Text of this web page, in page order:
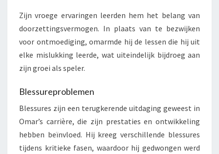
Zijn vroege ervaringen leerden hem het belang van
doorzettingsvermogen. In plaats van te bezwijken
voor ontmoediging, omarmde hij de lessen die hij uit
elke mislukking leerde, wat uiteindelijk bijdroeg aan
zijn groei als speler.
Blessureproblemen
Blessures zijn een terugkerende uitdaging geweest in
Omar’s carrière, die zijn prestaties en ontwikkeling
hebben beïnvloed. Hij kreeg verschillende blessures
tijdens kritieke fasen, waardoor hij gedwongen werd